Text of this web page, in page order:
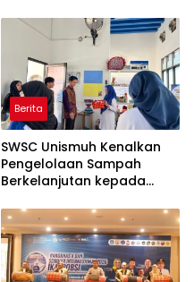
Berita
SWSC Unismuh Kenalkan
Pengelolaan Sampah
Berkelanjutan kepada
Visit